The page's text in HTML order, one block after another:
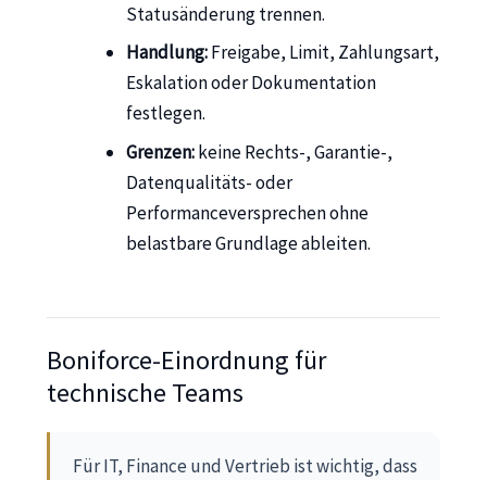
Statusänderung trennen.
Handlung:Freigabe, Limit, Zahlungsart,
Eskalation oder Dokumentation
festlegen.
Grenzen:keine Rechts-, Garantie-,
Datenqualitäts- oder
Performanceversprechen ohne
belastbare Grundlage ableiten.
Boniforce-Einordnung für
technische Teams
Für IT, Finance und Vertrieb ist wichtig, dass